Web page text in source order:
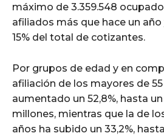
máximo de 3.359.548
afiliados más que hace un
15% del total de cotizantes.
Por grupos de edad y en
afiliación de los mayores de
aumentado un 52,8%, hasta
millones, mientras que la de
años ha subido un 33,2%,